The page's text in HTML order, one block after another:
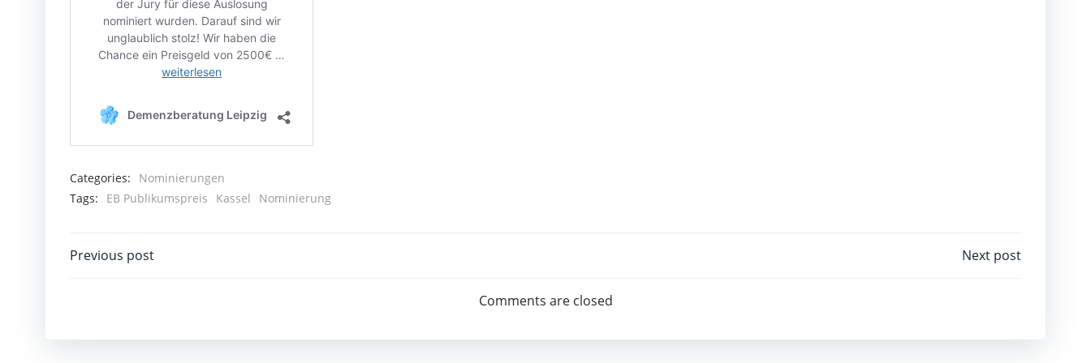
Categories:
Nominierungen
Tags:
EB Publikumspreis Kassel Nominierung
Post
Previous post
navigation
Next post
Comments are closed